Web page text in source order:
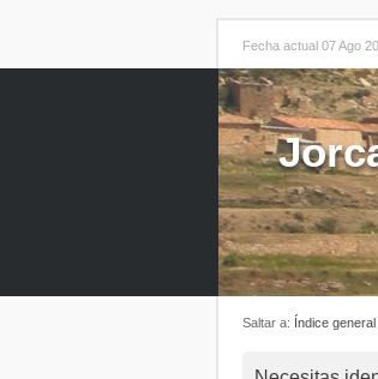
Fecha actual 07 Ago
Saltar a: Índice general